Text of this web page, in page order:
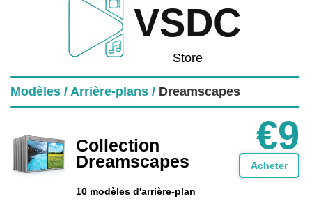
VSDC
Store
Modèles / Arrière-plans / Dreamscapes
Collection
Dreamscapes
10 modèles d'arrière-plan
€9
Acheter